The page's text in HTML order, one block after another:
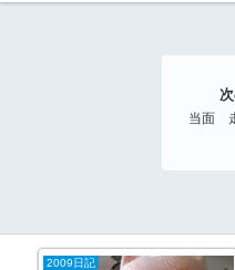
当面
2009日記